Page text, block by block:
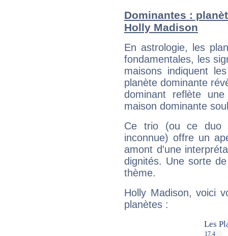
Dominantes :
Holly Madison
En astrologie, les
fondamentales, les
maisons indiquent
planète dominante
dominant reflète
maison dominante
Ce trio (ou ce duo
inconnue) offre un
amont d'une
dignités. Une sorte
thème.
Holly Madison, voici
planètes :